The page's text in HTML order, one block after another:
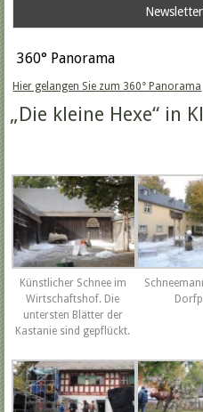
360° Panorama
Hier gelangen Sie zum 360° Panorama
„Die kleine Hexe“ in
Künstlicher Schnee im
Wirtschaftshof. Die
untersten Blätter der
Kastanie sind gepflückt.